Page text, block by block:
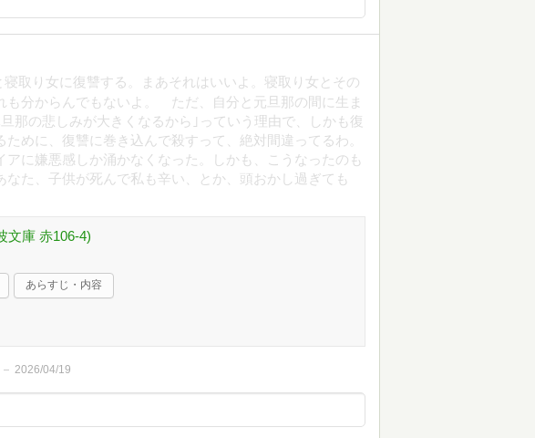
取り女に復讐する。まあそれはいいよ。寝取り女とその
も分からんでもないよ。 ただ、自分と元旦那の間に生ま
那の悲しみが大きくなるから｣っていう理由で、しかも復
めに、復讐に巻き込んで殺すって、絶対間違ってるわ。
に嫌悪感しか涌かなくなった。しかも、こうなったのも
た、子供が死んで私も辛い、とか、頭おかし過ぎても
文庫 赤106-4)
あらすじ・内容
2026/04/19